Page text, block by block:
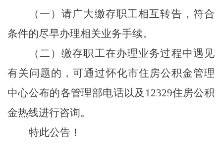
（一）请广大缴存职工相互转告，符合
条件的尽早办理相关业务手续。
（二）缴存职工在办理业务过程中遇见
有关问题的，可通过怀化市住房公积金管理
中心公布的各管理部电话以及 12329住房公积
金热线进行咨询。
特此公告！